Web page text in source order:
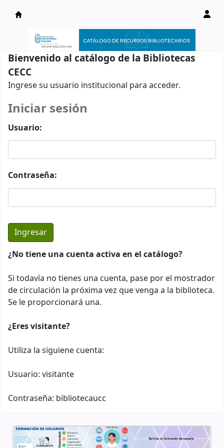
Catálogo en línea
Bienvenido al catálogo de la Bibliotecas
CECC
Ingrese su usuario institucional para acceder.
Iniciar sesión
Usuario:
Contraseña:
¿No tiene una cuenta activa en el catálogo?
Si todavía no tienes una cuenta, pase por el mostrador
de circulación la próxima vez que venga a la biblioteca.
Se le proporcionará una.
¿Eres visitante?
Utiliza la siguiene cuenta:
Usuario: visitante
Contraseña: bibliotecaucc